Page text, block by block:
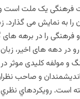
فرهنگی یک ملت است
را به نمایش می گذارد.
فرهنگی را در برهه های
در دهه های اخير،
و مولفه كليدی موثر
و صاحب
است. رويكردهاي